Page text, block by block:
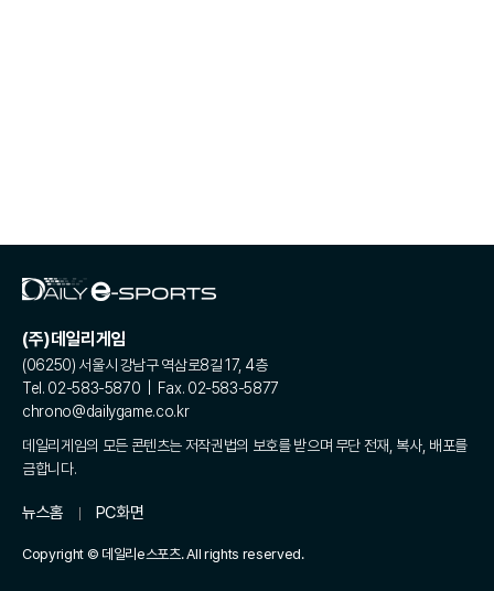
(주)데일리게임
(06250) 서울시 강남구 역삼로8길 17, 4층
Tel. 02-583-5870 | Fax. 02-583-5877
chrono@dailygame.co.kr
데일리게임의 모든 콘텐츠는 저작권법의 보호를 받으며 무단 전재, 복사, 배포를
금합니다.
뉴스홈 PC화면
Copyright © 데일리e스포츠. All rights reserved.